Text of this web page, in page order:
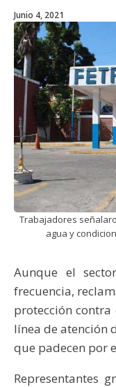
Junio 4, 2021
Trabajadores
agua y
Aunque el
frecuencia,
protección
línea de atención
que padecen por
Representantes